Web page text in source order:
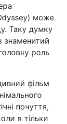
може
Таку думку
знаменитий
роль
фільм
почуття,
я тільки